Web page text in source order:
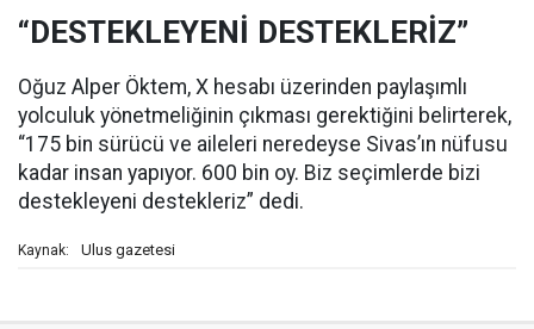
“DESTEKLEYENİ DESTEKLERİZ”
Oğuz Alper Öktem, X hesabı üzerinden paylaşımlı
yolculuk yönetmeliğinin çıkması gerektiğini belirterek,
“175 bin sürücü ve aileleri neredeyse Sivas’ın nüfusu
kadar insan yapıyor. 600 bin oy. Biz seçimlerde bizi
destekleyeni destekleriz” dedi.
Kaynak: Ulus gazetesi